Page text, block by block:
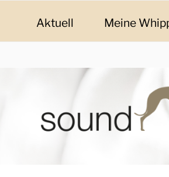
SOUND
sound Soulmates –
Aktuell Meine